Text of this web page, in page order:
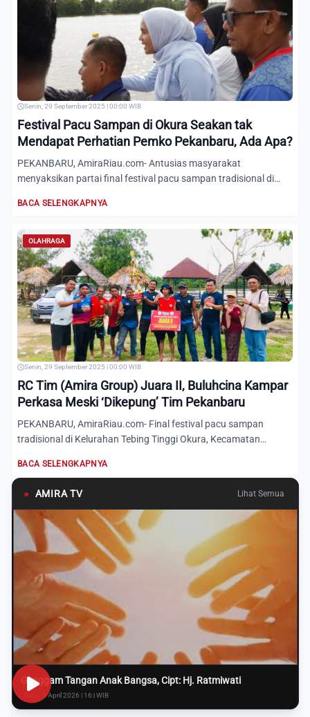
Senin, 29 September 2025 | 00:00 WIB
Festival Pacu Sampan di Okura Seakan tak
Mendapat Perhatian Pemko Pekanbaru, Ada Apa?
PEKANBARU, AmiraRiau.com- Antusias masyarakat
menyaksikan partai final festival pacu sampan tradisional di
BACA SELENGKAPNYA
OLAHRAGA
Senin, 29 September 2025 | 00:00 WIB
RC Tim (Amira Group) Juara II, Buluhcina Kampar
Perkasa Meski ‘Dikepung’ Tim Pekanbaru
PEKANBARU, AmiraRiau.com- Final festival pacu sampan
tradisional di Kelurahan Tebing Tinggi Okura, Kecamatan
BACA SELENGKAPNYA
● AMIRA TV Lihat Semua
Genggam Tangan Anak Bangsa, Cipt: Hj. Ratmiwati
Rabu, 8 April 2026 | 16:i WIB